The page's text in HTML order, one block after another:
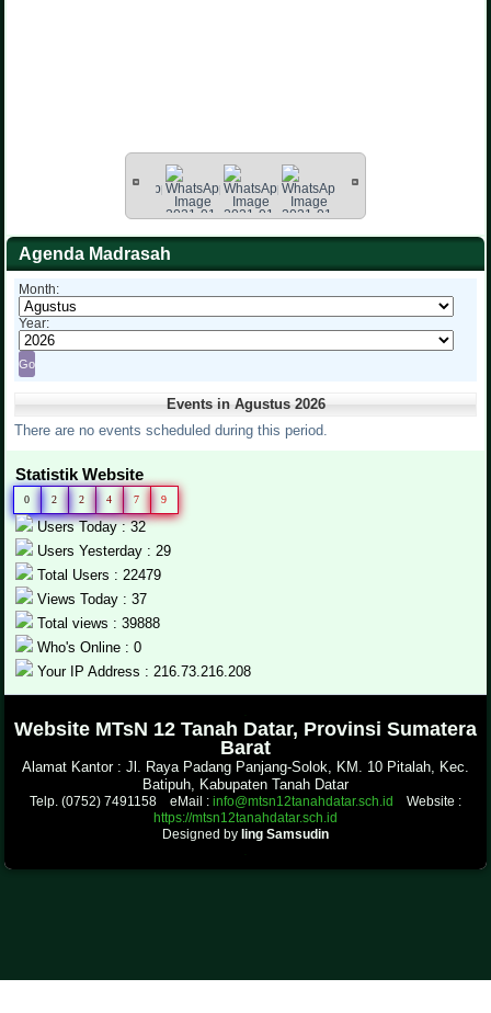
Agenda Madrasah
Month:
Year:
Events in Agustus 2026
There are no events scheduled during this period.
Statistik Website
0 2 2 4 7 9
Users Today : 32
Users Yesterday : 29
Total Users : 22479
Views Today : 37
Total views : 39888
Who's Online : 0
Your IP Address : 216.73.216.208
Website MTsN 12 Tanah Datar, Provinsi Sumatera
Barat
Alamat Kantor : Jl. Raya Padang Panjang-Solok, KM. 10 Pitalah, Kec.
Batipuh, Kabupaten Tanah Datar
Telp. (0752) 7491158 eMail : info@mtsn12tanahdatar.sch.id
Website :
https://mtsn12tanahdatar.sch.id
Designed by Iing Samsudin